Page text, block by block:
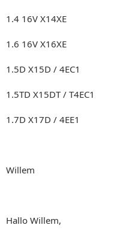
1.4 16V X14XE
1.6 16V X16XE
1.5D X15D / 4EC1
1.5TD X15DT / T4EC1
1.7D X17D / 4EE1
Willem
Hallo Willem,